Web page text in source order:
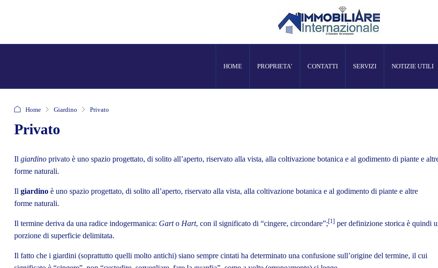
HOME PROPRIETA’ CONTATTI SERVIZI NOTIZIE UTILI
Home Giardino Privato
Privato
Il giardino privato è uno spazio progettato, di solito all’aperto, riservato alla vista, alla coltivazione botanica e al godimento di piante e
forme naturali.
Il giardino è uno spazio progettato, di solito all’aperto, riservato alla vista, alla coltivazione botanica e al godimento di piante e altre
forme naturali.
Il termine deriva da una radice indogermanica: Garto Hart, con il significato di “cingere, circondare”;[1] per definizione storica è quindi
porzione di superficie delimitata.
Il fatto che i giardini (soprattutto quelli molto antichi) siano sempre cintati ha determinato una confusione sull’origine del termine, il cui